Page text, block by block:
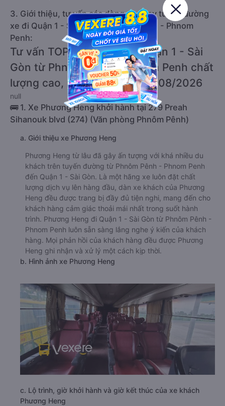
3. Giới thiệu, tư vấn các dòng xe chạy tuyến đường
xe đi Quận 1 - Sài Gòn từ Phnôm Pênh - Phnom
Penh:
Tư vấn TOP 1 xe khách đi Quận 1 - Sài
Gòn từ Phnôm Pênh - Phnom Penh chất
lượng cao, uy tín, giá rẻ nhất 08/2026
null
🚌 1. Xe Phương Heng khởi hành tại 279 Preah
Sihanouk blvd (274) (Văn phòng Phnôm Pênh)
a. Giới thiệu xe Phương Heng
Phương Heng từ lâu đã gây ấn tượng với khá nhiều du
khách trên tuyến đường từ Phnôm Pênh - Phnom Penh
đến Quận 1 - Sài Gòn. Là một hãng xe luôn đặt chất
lượng dịch vụ lên hàng đầu, dàn xe khách của Phương
Heng đều được trang bị đầy đủ tiện nghi, mang đến cho
khách hàng cảm giác thoải mái nhất trong suốt hành
trình. Phương Heng đi Quận 1 - Sài Gòn từ Phnôm Pênh -
Phnom Penh luôn sẵn sàng lắng nghe ý kiến của khách
hàng. Mọi phản hồi của khách hàng đều được Phương
Heng ghi nhận và xử lý một cách kịp thời.
b. Hình ảnh xe Phương Heng
c. Lộ trình, giờ khởi hành và giờ kết thúc của xe khách
Phương Heng